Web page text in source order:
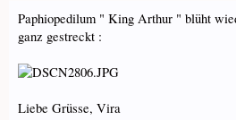
Paphiopedilum " King Arthur " blüht
ganz gestreckt :
Liebe Grüsse, Vira